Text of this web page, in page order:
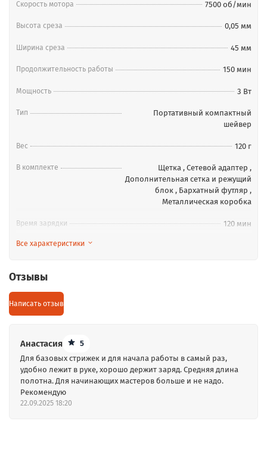
работы.
Надёжный выбор для профессионалов и
мобильный инструмент для безупречного бритья. Его
выбирают за стабильность результата, эргономику и
профессионального использования, так и в качестве
Комплектация
Шейвер
Сетевой адаптер для зарядки 110 – 240 В
Запасной нож и сетка
Скорость мотора 7500 об/мин
Высота среза 0,05 мм
Ширина среза 45 мм
Продолжительность работы 150 мин
Мощность 3 Вт
Тип
Портативный компактный
шейвер
Вес 120 г
В комплекте Щетка , Сетевой адаптер ,
Дополнительная сетка и режущий
блок , Бархатный футляр ,
Металлическая коробка
Время зарядки 120 мин
Размер
Все характеристики
Отзывы
Написать отзыв
Анастасия
5
Для базовых стрижек и для начала работы в самый раз,
удобно лежит в руке, хорошо держит заряд. Средняя длина
полотна. Для начинающих мастеров больше и не надо.
Рекомендую
22.09.2025 18:20